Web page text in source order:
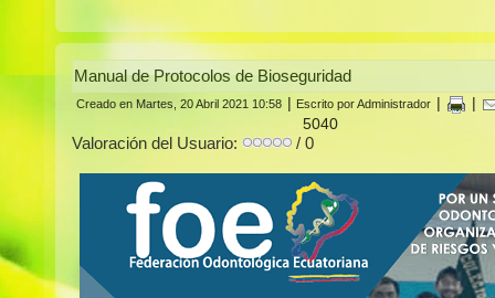
Manual de Protocolos de Bioseguridad
Creado en Martes, 20 Abril 2021 10:58 Escrito por Administrador
5040
Valoración del Usuario: / 0